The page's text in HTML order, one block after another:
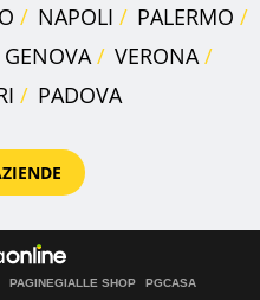
NAPOLI
PALERMO
GENOVA
VERONA
PADOVA
PAGINEGIALLE SHOP
PGCASA